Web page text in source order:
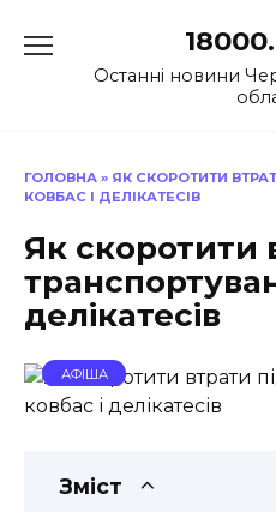
до
Останні новини
ГОЛОВНА » ЯК СКОРОТИТИ
КОВБАС І ДЕЛІКАТЕСІВ
Як скоротити
делікатесів
АФІША
Зміст